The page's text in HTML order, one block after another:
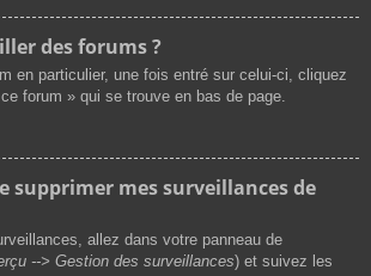
des forums ?
en particulier, une fois entré sur celui-ci, cliquez
forum » qui se trouve en bas de page.
supprimer mes surveillances de
allez dans votre panneau de
--> Gestion des surveillances) et suivez les